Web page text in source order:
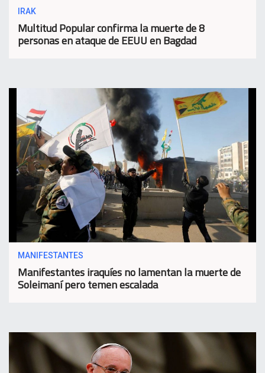
IRAK
Multitud Popular confirma la muerte de 8
personas en ataque de EEUU en Bagdad
MANIFESTANTES
Manifestantes iraquíes no lamentan la muerte de
Soleimaní pero temen escalada